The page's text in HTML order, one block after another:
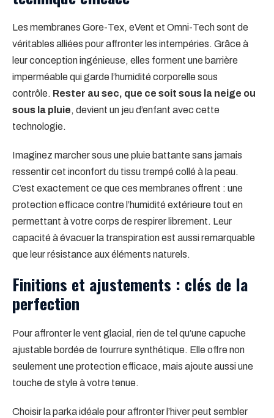
Les membranes Gore-Tex, eVent et Omni-Tech sont de
véritables alliées pour affronter les intempéries. Grâce à
leur conception ingénieuse, elles forment une barrière
imperméable qui garde l’humidité corporelle sous
contrôle. Rester au sec, que ce soit sous la neige ou
sous la pluie, devient un jeu d’enfant avec cette
technologie.
Imaginez marcher sous une pluie battante sans jamais
ressentir cet inconfort du tissu trempé collé à la peau.
C’est exactement ce que ces membranes offrent : une
protection efficace contre l’humidité extérieure tout en
permettant à votre corps de respirer librement. Leur
capacité à évacuer la transpiration est aussi remarquable
que leur résistance aux éléments naturels.
Finitions et ajustements : clés de la
perfection
Pour affronter le vent glacial, rien de tel qu’une capuche
ajustable bordée de fourrure synthétique. Elle offre non
seulement une protection efficace, mais ajoute aussi une
touche de style à votre tenue.
Choisir la parka idéale pour affronter l’hiver peut sembler